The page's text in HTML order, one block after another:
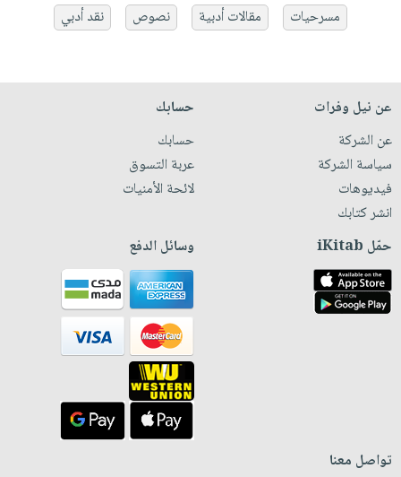
مسرحيات
مقالات أدبية نصوص نقد أدبي
عن نيل وفرات
عن الشركة
سياسة الشركة
فيديوهات
انشر كتابك
حسابك
حسابك
عربة التسوق
لائحة الأمنيات
حمّل iKitab وسائل الدفع
تواصل معنا